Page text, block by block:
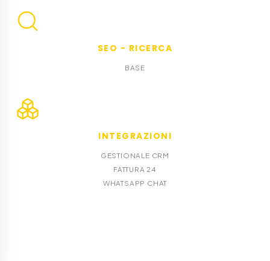
SEO - RICERCA
BASE
INTEGRAZIONI
GESTIONALE CRM
FATTURA 24
WHATSAPP CHAT